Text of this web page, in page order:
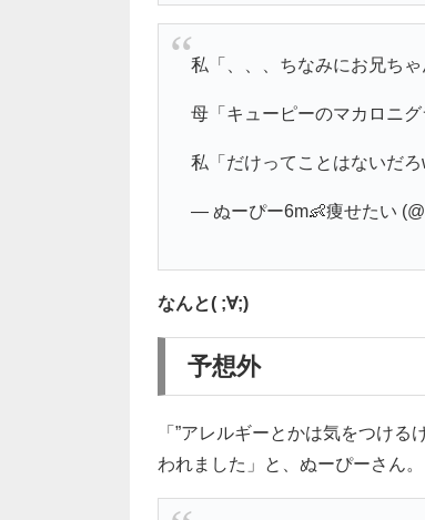
私「、、、ちなみにお兄ちゃ
母「キューピーのマカロニグ
私「だけってことはないだろ
— ぬーぴー6m👶痩せたい
なんと( ;∀;)
予想外
「”アレルギーとかは気をつけ
われました」と、ぬーぴーさん。